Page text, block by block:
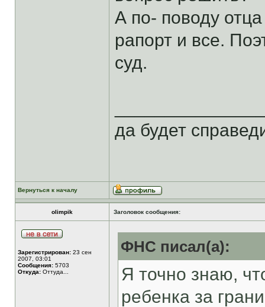
А по- поводу
рапорт и все.
суд.
да будет
Вернуться к началу
olimpik Заголовок сообщения:
Зарегистрирован: 23 сен
2007, 03:01
Сообщения: 5703
Откуда: Оттуда...
ФНС писал(а):
Я точно знаю,
ребенка за